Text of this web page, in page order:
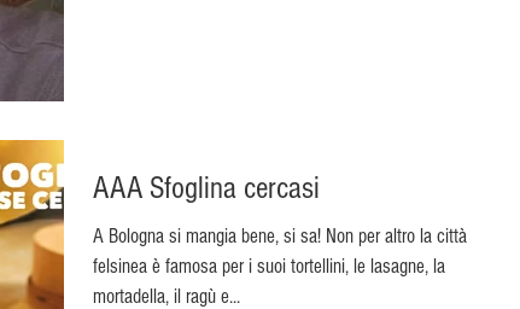
AAA Sfoglina cercasi
A Bologna si mangia bene, si sa! Non per altro la città
felsinea è famosa per i suoi tortellini, le lasagne, la
mortadella, il ragù e...